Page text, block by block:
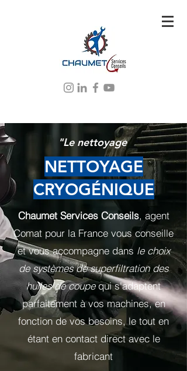
"Le nettoyage
NETTOYAGE
CRYOGÉNIQUE
Chaumet Services Conseils, agent
Comat pour la France vous conseille
et vous accompagne dans le choix
de systèmes de superfiltration des
huiles de coupequi s'adaptent
parfaitement à vos machines, en
fonction de vos besoins, le tout en
étant en contact direct avec le
fabricant